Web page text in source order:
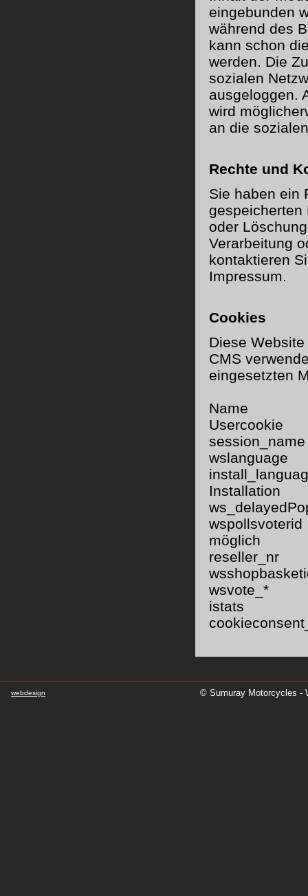
eingebunden
während des
kann schon
werden. Die
sozialen
ausgeloggen.
wird
an die
Rechte und
Sie haben ein
gespeicherten
oder
Verarbeitung
kontaktieren
Impressum.
Cookies
Diese
CMS
eingesetzten
Name
Installation
möglich
istats
webdesign © Sumuray Motorcycles -